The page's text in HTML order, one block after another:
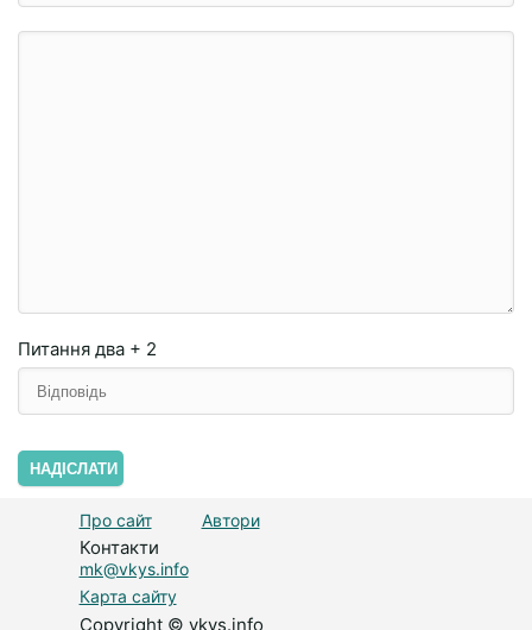
Питання два + 2
НАДІСЛАТИ
Про сайт Автори
Контакти
mk@vkys.info
Карта сайту
Copyright © vkys.info